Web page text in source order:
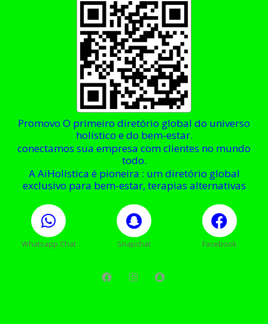
Promovo O primeiro diretório global do universo
holístico e do bem-estar.
conectamos sua empresa com clientes no mundo
todo.
A AiHolística é pioneira : um diretório global
exclusivo para bem-estar, terapias alternativas
Whatsapp Chat Snapchat Facebook